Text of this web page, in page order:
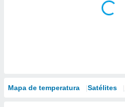
Mapa de temperatura Satélites